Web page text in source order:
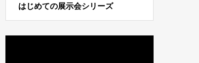
はじめての展示会シリーズ